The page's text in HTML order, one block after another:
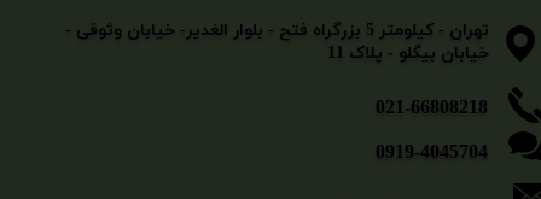
​​​​​021-66808218
0919-4045704
​​​​​​​تهران - کیلومتر 5 بزرگراه فتح - بلوار الغدیر- خیابان وثوقی -
خیابان بیگلو - پلاک 11